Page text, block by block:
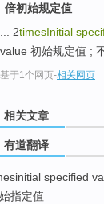
倍初始规定值
... 2timesInitial
value 初始规定值 ;
基于1个网页-相关网页
相关文章
有道翻译
specified
指定值